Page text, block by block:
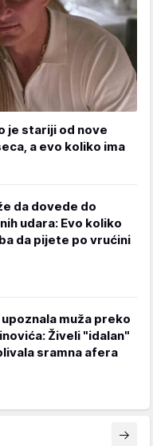
je stariji od nove
a evo koliko ima
da dovede do
udara: Evo koliko
da pijete po vrućini
muža preko
Živeli "idalan"
sramna afera